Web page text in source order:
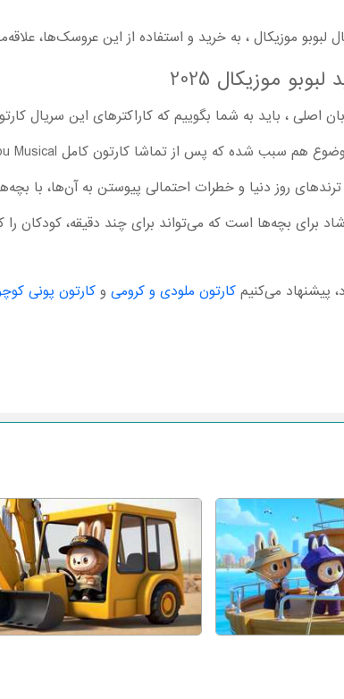
موزیکال ، به خرید و استفاده از این عروسک‌ها،
موزیکال 2025
دانلود کارتون جدید لبوبو موزیکال 2025 با زبان اصلی ، باید به شما بگوییم که
روز دنیا و خطرات احتمالی پیوستن به آن‌ها، با
پیشنهاد می‌کنیم کارتون ملودی و کرومی و کارتون پونی